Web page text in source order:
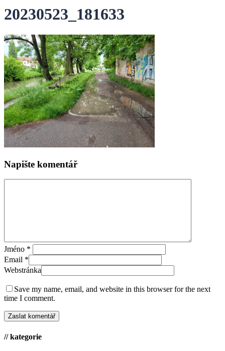
20230523_181633
Napište komentář
Jméno *
Email *
Webstránka
Save my name, email, and website in this browser for the next
time I comment.
// kategorie